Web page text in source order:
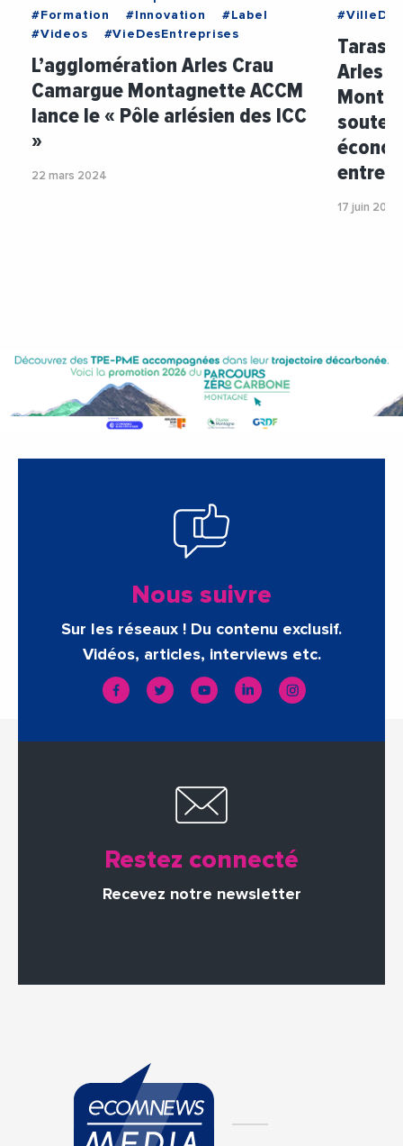
#Formation
#Innovation
#Label
#Videos
#VieDesEntreprises
L’agglomération Arles Crau
Camargue Montagnette ACCM
lance le « Pôle arlésien des ICC
»
22 mars 2024
Arles
17 juin 2024
Nous suivre
Sur les réseaux ! Du contenu exclusif.
Vidéos, articles, interviews etc.
Restez connecté
Recevez notre newsletter